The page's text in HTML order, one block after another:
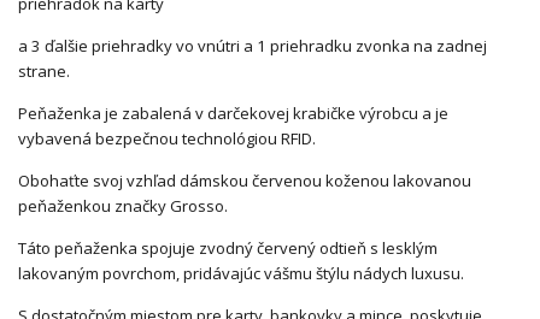
a 3 ďalšie priehradky vo vnútri a 1 priehradku zvonka na zadnej
strane.
Peňaženka je zabalená v darčekovej krabičke výrobcu a je
vybavená bezpečnou technológiou RFID.
Obohaťte svoj vzhľad dámskou červenou koženou lakovanou
peňaženkou značky Grosso.
Táto peňaženka spojuje zvodný červený odtieň s lesklým
lakovaným povrchom, pridávajúc vášmu štýlu nádych luxusu.